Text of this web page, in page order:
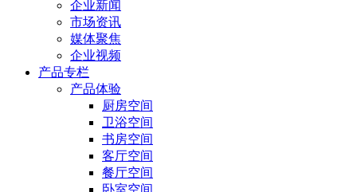
企业新闻
市场资讯
媒体聚焦
企业视频
产品专栏
产品体验
厨房空间
卫浴空间
书房空间
客厅空间
餐厅空间
卧室空间